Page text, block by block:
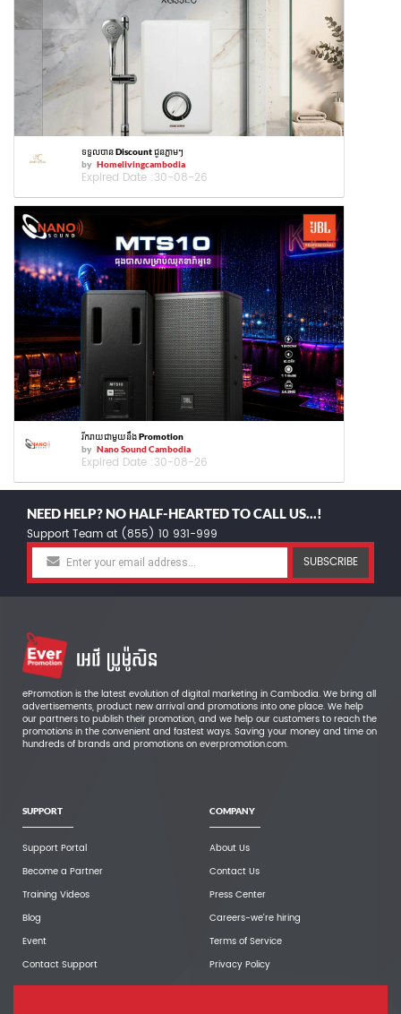
ទទួលបាន Discount ជូនភ្លាមៗ
by Homelivingcambodia
Expired Date :30-08-26
រីករាយជាមួយនឹង Promotion
by Nano Sound Cambodia
Expired Date :30-08-26
NEED HELP? NO HALF-HEARTED TO CALL US...!
Support Team at (855) 10 931-999
SUBSCRIBE
ePromotion is the latest evolution of digital marketing in Cambodia. We bring all
advertisements, product new arrival and promotions into one place. We help
our partners to publish their promotion, and we help our customers to reach the
promotions in the convenient and fastest ways. Saving your money and time on
hundreds of brands and promotions on everpromotion.com.
SUPPORT
Support Portal
Become a Partner
Training Videos
Blog
Event
Contact Support
COMPANY
About Us
Contact Us
Press Center
Careers-we're hiring
Terms of Service
Privacy Policy